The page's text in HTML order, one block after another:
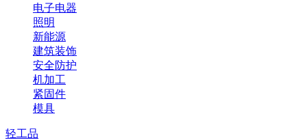
电子电器
照明
新能源
建筑装饰
安全防护
机加工
紧固件
模具
轻工品